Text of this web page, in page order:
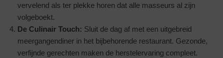
vervelend als ter plekke horen dat alle masseurs al zijn
volgeboekt.
De Culinair Touch: Sluit de dag af met een uitgebreid
meergangendiner in het bijbehorende restaurant. Gezonde,
verfijnde gerechten maken de herstelervaring compleet.